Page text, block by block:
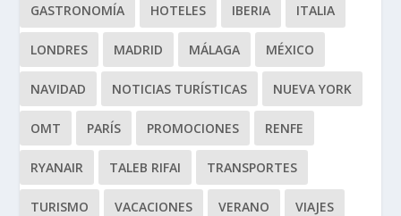
GASTRONOMÍA HOTELES IBERIA ITALIA
LONDRES MADRID MÁLAGA MÉXICO
NAVIDAD NOTICIAS TURÍSTICAS NUEVA YORK
OMT PARÍS PROMOCIONES RENFE
RYANAIR TALEB RIFAI TRANSPORTES
TURISMO VACACIONES VERANO VIAJES